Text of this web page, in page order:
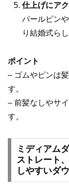
仕上げにア
パールピン
り結婚式ら
ポイント
– ゴムやピンは
す。
– 前髪なしやサ
す。
ミディアム
ストレート
しやすいダ